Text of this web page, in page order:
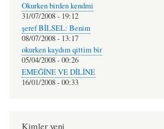
Okurken birden kendmi
31/07/2008 - 19:12
şeref BİLSEL: Benim
08/07/2008 - 13:17
okurken kaydım qittim bir
05/04/2008 - 00:26
EMEĞİNE VE DİLİNE
16/01/2008 - 00:33
Kimler yeni